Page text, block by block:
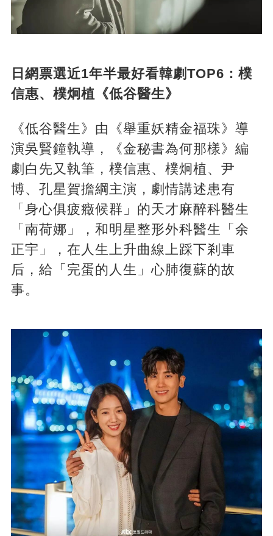
日網票選近1年半最好看韓劇TOP6：樸
信惠、樸炯植《低谷醫生》
《低谷醫生》由《舉重妖精金福珠》導
演吳賢鐘執導，《金秘書為何那樣》編
劇白先又執筆，樸信惠、樸炯植、尹
博、孔星賀擔綱主演，劇情講述患有
「身心俱疲癥候群」的天才麻醉科醫生
「南荷娜」，和明星整形外科醫生「余
正宇」，在人生上升曲線上踩下剎車
后，給「完蛋的人生」心肺復蘇的故
事。